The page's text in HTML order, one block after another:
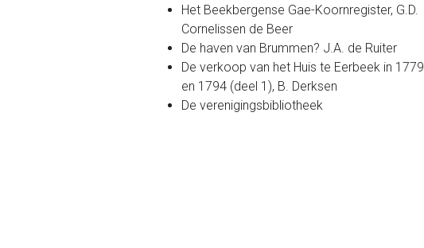
Het Beekbergense Gae-Koornregister, G.D.
Cornelissen de Beer
De haven van Brummen? J.A. de Ruiter
De verkoop van het Huis te Eerbeek in 1779
en 1794 (deel 1), B. Derksen
De verenigingsbibliotheek